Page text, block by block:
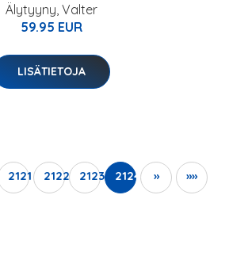
Älytyyny, Valter
59.95 EUR
LISÄTIETOJA
2121 2122 2123 2124 » »»